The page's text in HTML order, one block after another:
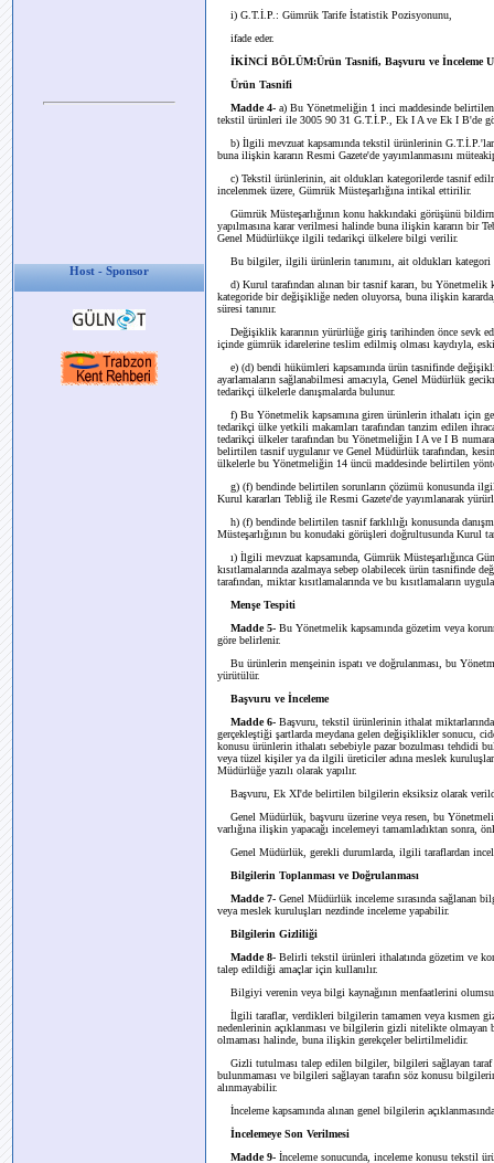
Host - Sponsor
i) G.T.İ.P.: Gümrük Tarife İstatistik Pozisyonunu,
ifade eder.
İKİNCİ BÖLÜM:Ürün Tasnifi, Başvuru ve İnceleme
Ürün Tasnifi
Madde 4- a) Bu Yönetmeliğin 1 inci maddesinde
tekstil ürünleri ile 3005 90 31 G.T.İ.P., Ek I A ve Ek I B'de
b) İlgili mevzuat kapsamında tekstil ürünlerinin
buna ilişkin kararın Resmi Gazete'de yayımlanmasını
c) Tekstil ürünlerinin, ait oldukları kategorilerde tasnif
incelenmek üzere, Gümrük Müsteşarlığına intikal ettirilir.
Gümrük Müsteşarlığının konu hakkındaki görüşünü
yapılmasına karar verilmesi halinde buna ilişkin kararın bir
Genel Müdürlükçe ilgili tedarikçi ülkelere bilgi verilir.
Bu bilgiler, ilgili ürünlerin tanımını, ait oldukları
d) Kurul tarafından alınan bir tasnif kararı, bu
kategoride bir değişikliğe neden oluyorsa, buna ilişkin
süresi tanınır.
Değişiklik kararının yürürlüğe giriş tarihinden önce sevk
içinde gümrük idarelerine teslim edilmiş olması kaydıyla,
e) (d) bendi hükümleri kapsamında ürün tasnifinde
ayarlamaların sağlanabilmesi amacıyla, Genel Müdürlük
tedarikçi ülkelerle danışmalarda bulunur.
f) Bu Yönetmelik kapsamına giren ürünlerin ithalatı için
tedarikçi ülke yetkili makamları tarafından tanzim edilen
tedarikçi ülkeler tarafından bu Yönetmeliğin I A ve I B
belirtilen tasnif uygulanır ve Genel Müdürlük tarafından,
ülkelerle bu Yönetmeliğin 14 üncü maddesinde belirtilen
g) (f) bendinde belirtilen sorunların çözümü konusunda
Kurul kararları Tebliğ ile Resmi Gazete'de yayımlanarak
h) (f) bendinde belirtilen tasnif farklılığı konusunda
Müsteşarlığının bu konudaki görüşleri doğrultusunda Kurul
ı) İlgili mevzuat kapsamında, Gümrük Müsteşarlığınca
kısıtlamalarında azalmaya sebep olabilecek ürün tasnifinde
tarafından, miktar kısıtlamalarında ve bu kısıtlamaların
Menşe Tespiti
Madde 5- Bu Yönetmelik kapsamında gözetim veya
göre belirlenir.
Bu ürünlerin menşeinin ispatı ve doğrulanması, bu
yürütülür.
Başvuru ve İnceleme
Madde 6- Başvuru, tekstil ürünlerinin ithalat
gerçekleştiği şartlarda meydana gelen değişiklikler sonucu,
konusu ürünlerin ithalatı sebebiyle pazar bozulması
veya tüzel kişiler ya da ilgili üreticiler adına meslek
Müdürlüğe yazılı olarak yapılır.
Başvuru, Ek XI'de belirtilen bilgilerin eksiksiz olarak
Genel Müdürlük, başvuru üzerine veya resen, bu
varlığına ilişkin yapacağı incelemeyi tamamladıktan sonra,
Genel Müdürlük, gerekli durumlarda, ilgili taraflardan
Bilgilerin Toplanması ve Doğrulanması
Madde 7- Genel Müdürlük inceleme sırasında sağlanan
veya meslek kuruluşları nezdinde inceleme yapabilir.
Bilgilerin Gizliliği
Madde 8- Belirli tekstil ürünleri ithalatında gözetim ve
talep edildiği amaçlar için kullanılır.
Bilgiyi verenin veya bilgi kaynağının menfaatlerini
İlgili taraflar, verdikleri bilgilerin tamamen veya kısmen
nedenlerinin açıklanması ve bilgilerin gizli nitelikte
olmaması halinde, buna ilişkin gerekçeler belirtilmelidir.
Gizli tutulması talep edilen bilgiler, bilgileri sağlayan
bulunmaması ve bilgileri sağlayan tarafın söz konusu
alınmayabilir.
İnceleme kapsamında alınan genel bilgilerin
İncelemeye Son Verilmesi
Madde 9- İnceleme sonucunda, inceleme konusu tekstil